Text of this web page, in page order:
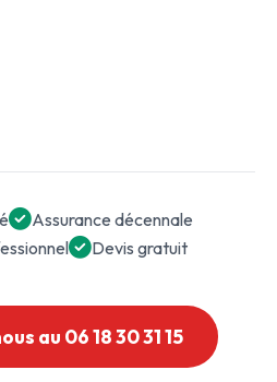
Assurance décennale
Devis gratuit
au 06 18 30 31 15